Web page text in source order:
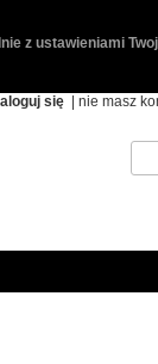
z ustawieniami
się | nie masz